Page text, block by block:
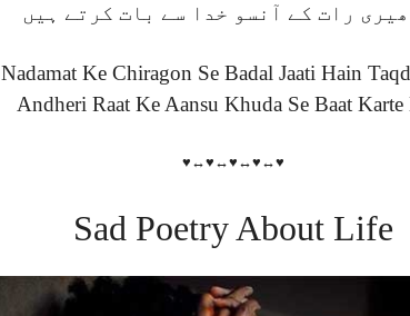
رات کے آنسو خدا سے بات کرتے ہیں
Nadamat Ke Chiragon Se Badal Jaati Hain
Andheri Raat Ke Aansu Khuda Se Baat Karte
♥↔♥↔♥↔♥↔♥
Sad Poetry About Life